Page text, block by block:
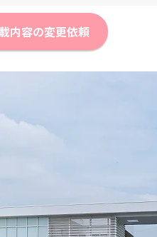
内容の変更依頼